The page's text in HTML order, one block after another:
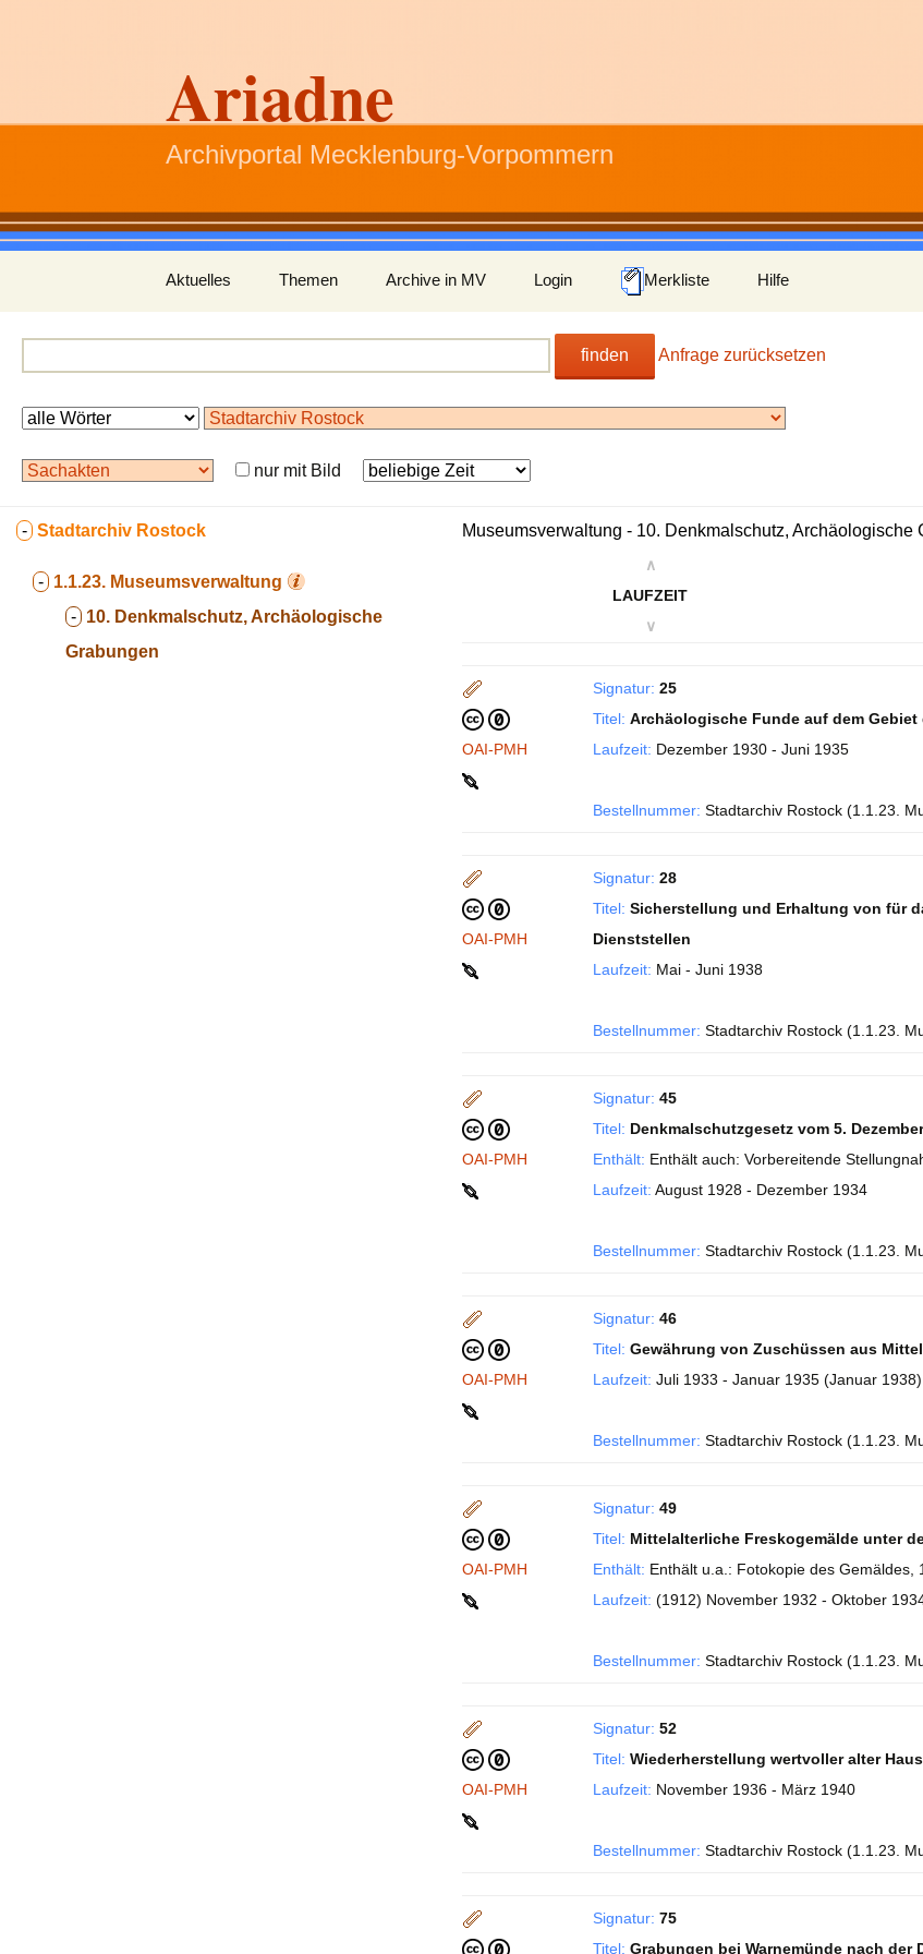
Ariadne
Archivportal Mecklenburg-Vorpommern
Inhalt
springen
Aktuelles Themen Archive in MV Login Merkliste Hilfe
finden Anfrage zurücksetzen
nur mit Bild
- Stadtarchiv Rostock
- 1.1.23. Museumsverwaltung
- 10. Denkmalschutz, Archäologische
Grabungen
Museumsverwaltung - 10. Denkmalschutz, Archäologische
∧
LAUFZEIT
∨
OAI-PMH
Signatur: 25
Titel: Archäologische Funde auf dem
Laufzeit: Dezember 1930 - Juni 1935
Bestellnummer: Stadtarchiv Rostock (1.1.23.
OAI-PMH
Signatur: 28
Titel: Sicherstellung und Erhaltung von für
Dienststellen
Laufzeit: Mai - Juni 1938
Bestellnummer: Stadtarchiv Rostock (1.1.23.
OAI-PMH
Signatur: 45
Titel: Denkmalschutzgesetz vom 5.
Enthält: Enthält auch: Vorbereitende
Laufzeit: August 1928 - Dezember 1934
Bestellnummer: Stadtarchiv Rostock (1.1.23.
OAI-PMH
Signatur: 46
Titel: Gewährung von Zuschüssen aus
Laufzeit: Juli 1933 - Januar 1935 (Januar 1938)
Bestellnummer: Stadtarchiv Rostock (1.1.23.
OAI-PMH
Signatur: 49
Titel: Mittelalterliche Freskogemälde unter
Enthält: Enthält u.a.: Fotokopie des Gemäldes,
Laufzeit: (1912) November 1932 - Oktober
Bestellnummer: Stadtarchiv Rostock (1.1.23.
OAI-PMH
Signatur: 52
Titel: Wiederherstellung wertvoller alter
Laufzeit: November 1936 - März 1940
Bestellnummer: Stadtarchiv Rostock (1.1.23.
Signatur: 75
Titel: Grabungen bei Warnemünde nach der